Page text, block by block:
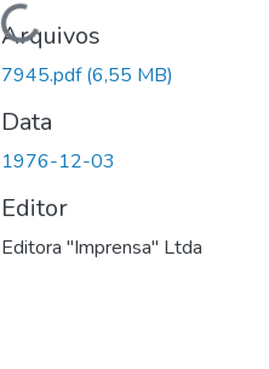
Carregando...
Arquivos
7945.pdf(6,55 MB)
Data
1976-12-03
Editor
Editora "Imprensa" Ltda